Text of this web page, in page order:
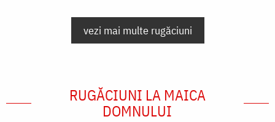
vezi mai multe rugăciuni
RUGĂCIUNI LA MAICA
DOMNULUI